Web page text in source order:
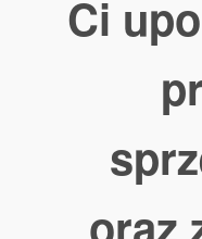
Ci
oraz